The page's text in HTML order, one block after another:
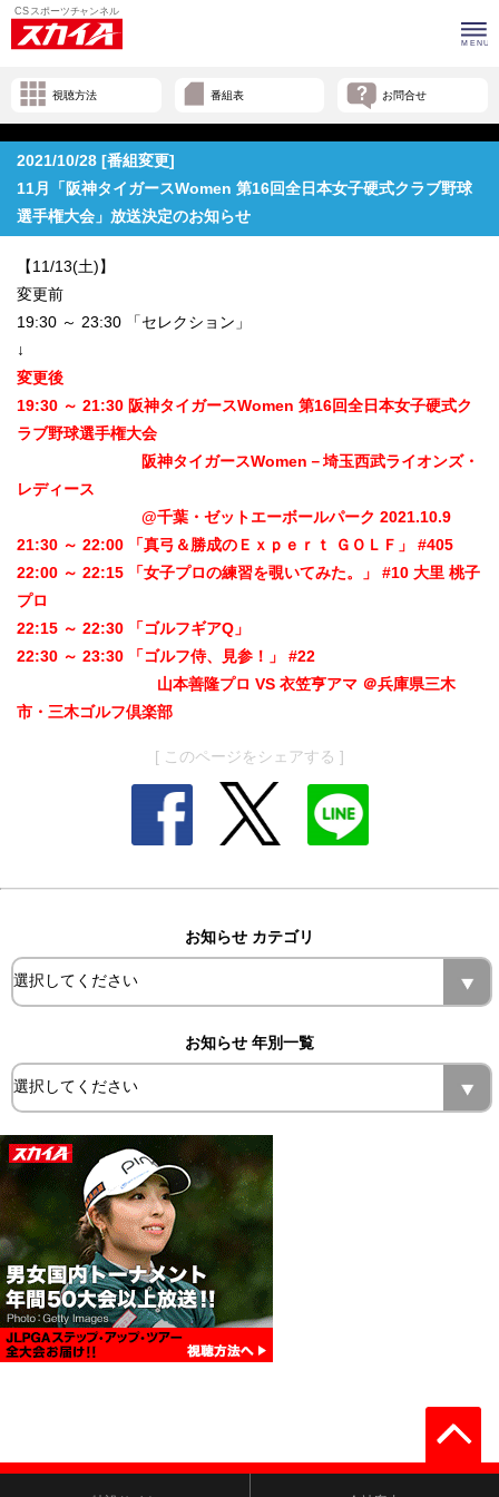
視聴方法 番組表 お問合せ
2021/10/28 [番組変更]
11月「阪神タイガースWomen 第16回全日本女子硬式クラブ野球
選手権大会」放送決定のお知らせ
【11/13(土)】
変更前
19:30 ～ 23:30 「セレクション」
↓
変更後
19:30 ～ 21:30 阪神タイガースWomen 第16回全日本女子硬式ク
ラブ野球選手権大会
阪神タイガースWomen－埼玉西武ライオンズ・
レディース
@千葉・ゼットエーボールパーク 2021.10.9
21:30 ～ 22:00 「真弓＆勝成のＥｘｐｅｒｔ ＧＯＬＦ」 #405
22:00 ～ 22:15 「女子プロの練習を覗いてみた。」 #10 大里 桃子
プロ
22:15 ～ 22:30 「ゴルフギアQ」
22:30 ～ 23:30 「ゴルフ侍、見参！」 #22
山本善隆プロ VS 衣笠亨アマ ＠兵庫県三木
市・三木ゴルフ倶楽部
[ このページをシェアする ]
お知らせ カテゴリ
お知らせ 年別一覧